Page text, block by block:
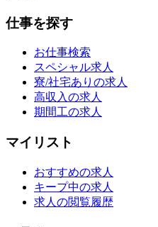
仕事を探す
お仕事検索
スペシャル求人
寮/社宅ありの求人
高収入の求人
期間工の求人
マイリスト
おすすめの求人
キープ中の求人
求人の閲覧履歴